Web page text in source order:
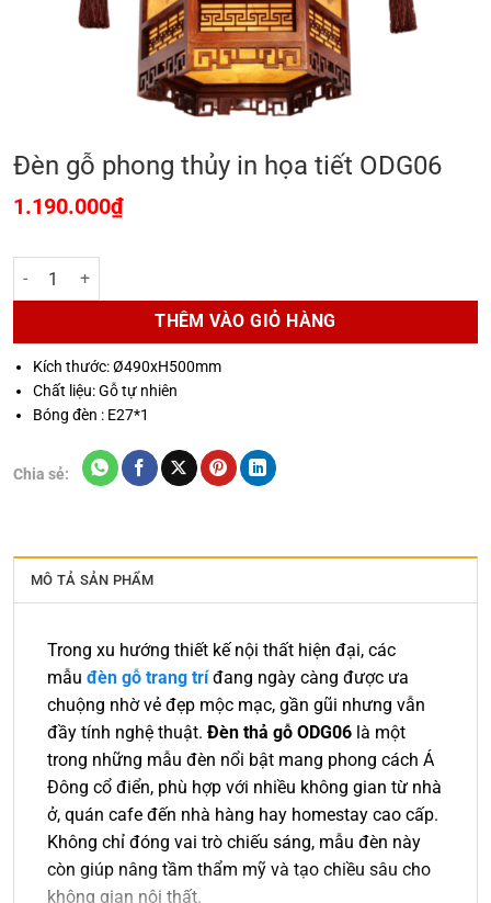
Đèn gỗ phong thủy in họa tiết ODG06
1.190.000₫
Đèn gỗ phong thủy in họa tiết ODG06 số lượng
THÊM VÀO GIỎ HÀNG
Kích thước: Ø490xH500mm
Chất liệu: Gỗ tự nhiên
Bóng đèn : E27*1
Chia sẻ:
MÔ TẢ SẢN PHẨM
Trong xu hướng thiết kế nội thất hiện đại, các
mẫu đèn gỗ trang tríđang ngày càng được ưa
chuộng nhờ vẻ đẹp mộc mạc, gần gũi nhưng vẫn
đầy tính nghệ thuật. Đèn thả gỗ ODG06 là một
trong những mẫu đèn nổi bật mang phong cách Á
Đông cổ điển, phù hợp với nhiều không gian từ nhà
ở, quán cafe đến nhà hàng hay homestay cao cấp.
Không chỉ đóng vai trò chiếu sáng, mẫu đèn này
còn giúp nâng tầm thẩm mỹ và tạo chiều sâu cho
không gian nội thất.